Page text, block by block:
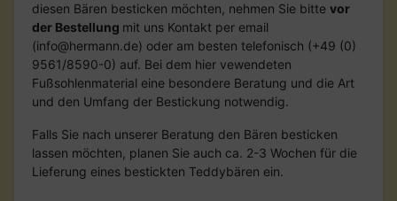
diesen Bären besticken möchten, nehmen Sie bitte vor
der Bestellung mit uns Kontakt per email
(info@hermann.de) oder am besten telefonisch (+49 (0)
9561/8590-0) auf. Bei dem hier vewendeten
Fußsohlenmaterial eine besondere Beratung und die Art
und den Umfang der Bestickung notwendig.
Falls Sie nach unserer Beratung den Bären besticken
lassen möchten, planen Sie auch ca. 2-3 Wochen für die
Lieferung eines bestickten Teddybären ein.